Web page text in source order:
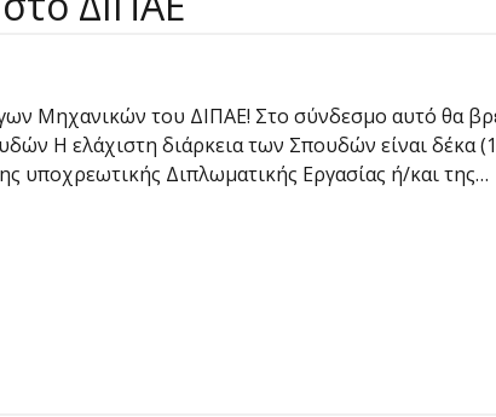
Μηχανικών του ΔΙΠΑΕ! Στο σύνδεσμο αυτό θα
Η ελάχιστη διάρκεια των Σπουδών είναι δέκα
υποχρεωτικής Διπλωματικής Εργασίας ή/και της…